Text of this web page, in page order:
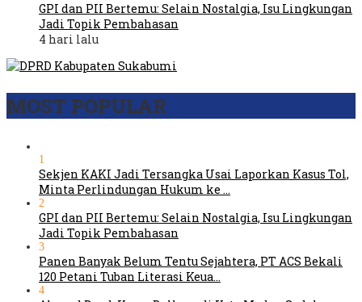
GPI dan PII Bertemu: Selain Nostalgia, Isu Lingkungan
Jadi Topik Pembahasan
4 hari lalu
MOST POPULAR
1
Sekjen KAKI Jadi Tersangka Usai Laporkan Kasus Tol,
Minta Perlindungan Hukum ke …
2
GPI dan PII Bertemu: Selain Nostalgia, Isu Lingkungan
Jadi Topik Pembahasan
3
Panen Banyak Belum Tentu Sejahtera, PT ACS Bekali
120 Petani Tuban Literasi Keua…
4